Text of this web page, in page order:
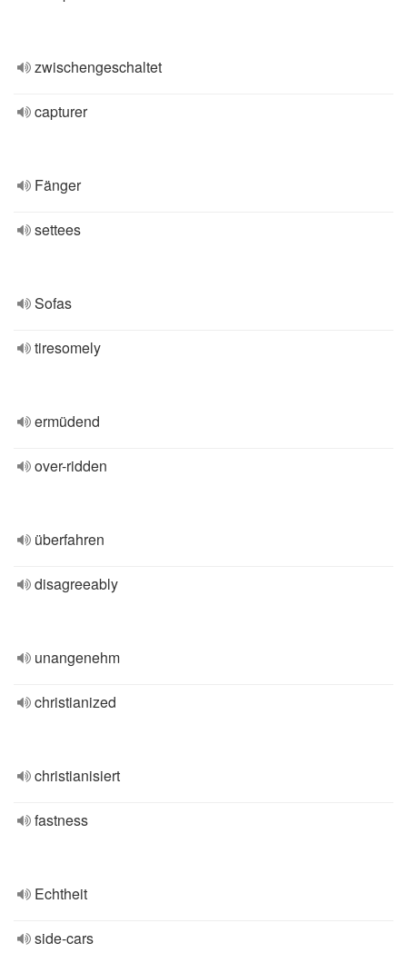
zwischengeschaltet
capturer
Fänger
settees
Sofas
tiresomely
ermüdend
over-ridden
überfahren
disagreeably
unangenehm
christianized
christianisiert
fastness
Echtheit
side-cars